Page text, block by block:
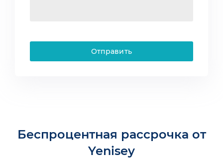
Отправить
Беспроцентная рассрочка от
Yenisey